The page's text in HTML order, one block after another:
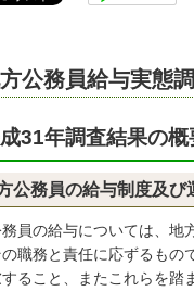
公務員給与実態
31年調査結果の概
公務員の給与制度及び
員の給与については、地
の職務と責任に応ずるも
ること、またこれらを踏